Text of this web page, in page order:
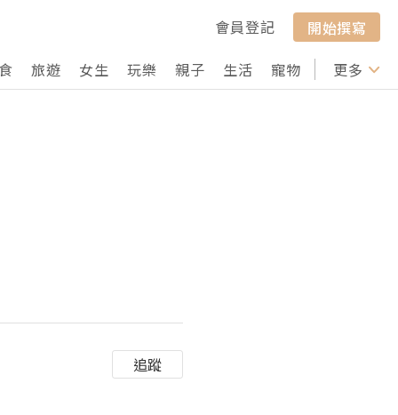
會員登記
開始撰寫
旅遊 女生 玩樂 親子 生活 寵物 行山 打卡
更多
追蹤